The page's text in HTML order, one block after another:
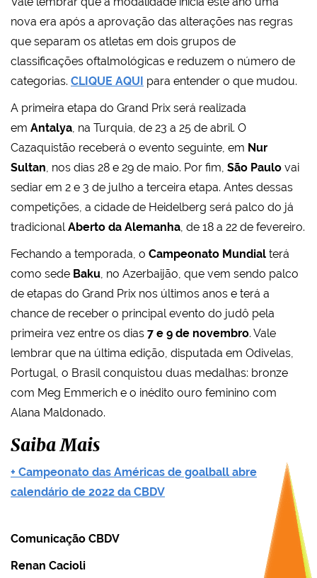
nova era após a aprovação das alterações nas regras
que separam os atletas em dois grupos de
classificações oftalmológicas e reduzem o número de
categorias. CLIQUE AQUI para entender o que mudou.
A primeira etapa do Grand Prix será realizada
em Antalya, na Turquia, de 23 a 25 de abril. O
Cazaquistão receberá o evento seguinte, em Nur
Sultan, nos dias 28 e 29 de maio. Por fim, São Paulo vai
sediar em 2 e 3 de julho a terceira etapa. Antes dessas
competições, a cidade de Heidelberg será palco do já
tradicional Aberto da Alemanha, de 18 a 22 de fevereiro.
Fechando a temporada, o Campeonato Mundial terá
como sede Baku, no Azerbaijão, que vem sendo palco
de etapas do Grand Prix nos últimos anos e terá a
chance de receber o principal evento do judô pela
primeira vez entre os dias 7 e 9 de novembro. Vale
lembrar que na última edição, disputada em Odivelas,
Portugal, o Brasil conquistou duas medalhas: bronze
com Meg Emmerich e o inédito ouro feminino com
Alana Maldonado.
Saiba Mais
+ Campeonato das Américas de goalball abre
calendário de 2022 da CBDV
Comunicação CBDV
Renan Cacioli